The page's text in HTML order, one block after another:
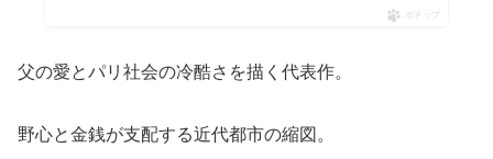
ポチップ
父の愛とパリ社会の冷酷さを描く代表作。
野心と金銭が支配する近代都市の縮図。